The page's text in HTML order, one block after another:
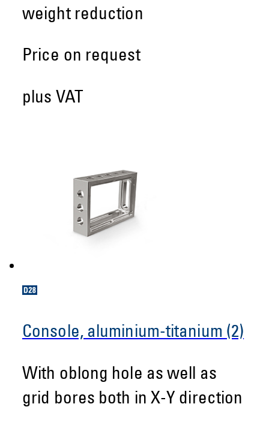
weight reduction
Price on request
plus VAT
Console, aluminium-titanium (2)
With oblong hole as well as
grid bores both in X-Y direction